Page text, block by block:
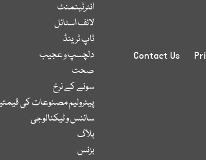
Contact Us
انٹرٹینمنٹ
لائف اسٹائل
ٹاپ ٹرینڈ
دلچسپ و عجیب
صحت
سونے کے نرخ
پیٹرولیم مصنوعات کی
سائنس و ٹیکنالوجی
بلاگ
بزنس